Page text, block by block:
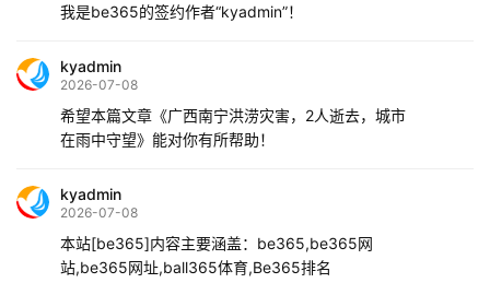
我是be365的签约作者“kyadmin”！
kyadmin
2026-07-08
希望本篇文章《广西南宁洪涝灾害，2人逝去，城市
在雨中守望》能对你有所帮助！
kyadmin
2026-07-08
本站[be365]内容主要涵盖：be365,be365网
站,be365网址,ball365体育,Be365排名